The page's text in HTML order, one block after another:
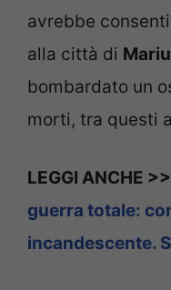
avrebbe
alla città di
bombardato un
morti, tra questi
LEGGI ANCHE
guerra totale:
incandescente.